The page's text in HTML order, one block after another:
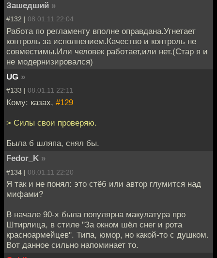
Зашедший »
#132 | 08.01.11 22:04
Работа по регламенту вполне оправдана.Угнетает
контроль за исполнением.Качество и контроль не
совместимы.Или человек работает,или нет.(Стар я и
не модернизировался)
UG »
#133 | 08.01.11 22:11
Кому: казах, #129
> Силы свои проверяю.
Была б шляпа, снял бы.
Fedor_K »
#134 | 08.01.11 22:20
Я так и не понял: это стёб или автор глумится над
мифами?
В начале 90-х была популярна макулатура про
Штирлица, в стиле "За окном шёл снег и рота
красноармейцев". Типа, юмор, но какой-то с душком.
Вот данное сильно напоминает то.